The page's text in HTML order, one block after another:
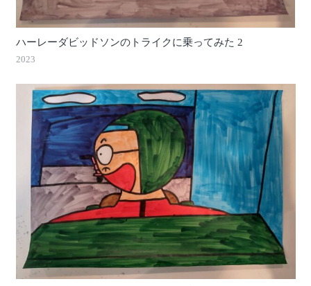
ハーレーダビッドソンのトライクに乗ってみた 2
2023